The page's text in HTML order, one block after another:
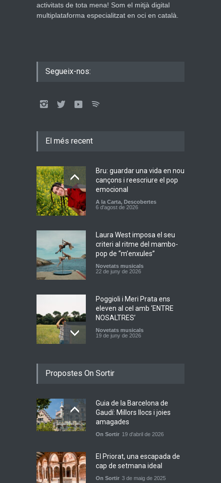
activitats de tota mena! Som el mitjà digital
multiplataforma especialitzat en oci en català.
Segueix-nos:
El més recent
Bru: guardar una vida en nou
cançons i reescriure el pop
emocional
A la Carta, Descobertes
6 d'agost de 2026
Laura West imposa el seu
criteri al ritme del mambo-
pop de “m’enxules”
Novetats musicals
22 de juny de 2026
Poggioli i Meri Prata ens
eleven al cel amb ‘ENTRE
NOSALTRES’
Novetats musicals
19 de juny de 2026
transformen els ‘Cants
10 de juny de 2026
Bèrnia i El Diluvi s’avancen a
la calor amb l’himne
Novetats musicals
5 de juny de 2026
Propostes On Sortir
Guia de la Barcelona de
Gaudí: Millors llocs i joies
amagades
On Sortir 19 d'abril de 2026
El Priorat, una escapada de
cap de setmana ideal
On Sortir 3 de maig de 2025